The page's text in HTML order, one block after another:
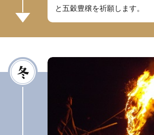
と五穀豊穣を祈願します。